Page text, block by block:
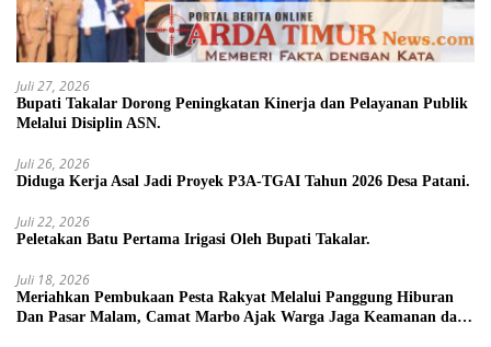
Juli 27, 2026
Bupati Takalar Dorong Peningkatan Kinerja dan Pelayanan Publik
Melalui Disiplin ASN.
Juli 26, 2026
Diduga Kerja Asal Jadi Proyek P3A-TGAI Tahun 2026 Desa Patani.
Juli 22, 2026
Peletakan Batu Pertama Irigasi Oleh Bupati Takalar.
Juli 18, 2026
Meriahkan Pembukaan Pesta Rakyat Melalui Panggung Hiburan
Dan Pasar Malam, Camat Marbo Ajak Warga Jaga Keamanan dan